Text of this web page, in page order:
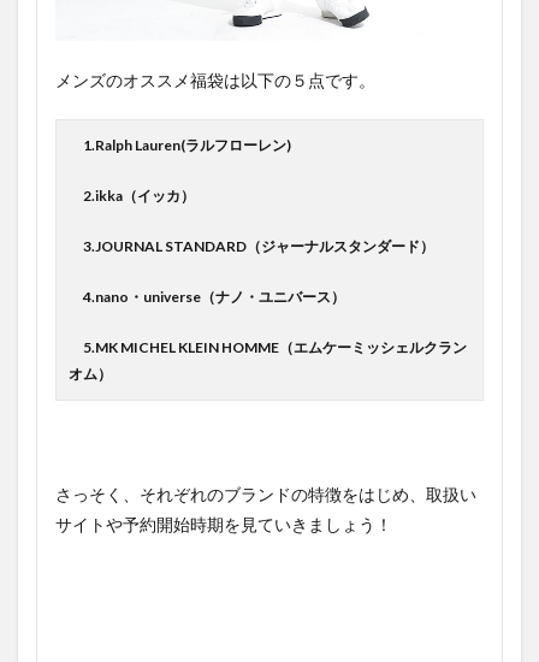
メンズのオススメ福袋は以下の５点です。
1.Ralph Lauren(ラルフローレン)
2.ikka（イッカ）
3.JOURNAL STANDARD（ジャーナルスタンダード）
4.nano・universe（ナノ・ユニバース）
5.MK MICHEL KLEIN HOMME（エムケーミッシェルクラン
オム）
さっそく、それぞれのブランドの特徴をはじめ、取扱い
サイトや予約開始時期を見ていきましょう！